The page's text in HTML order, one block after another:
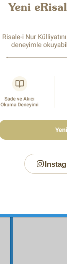
Nasıl Bir
Dersi